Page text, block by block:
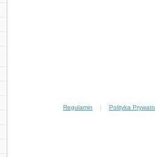
Regulamin | Polityka